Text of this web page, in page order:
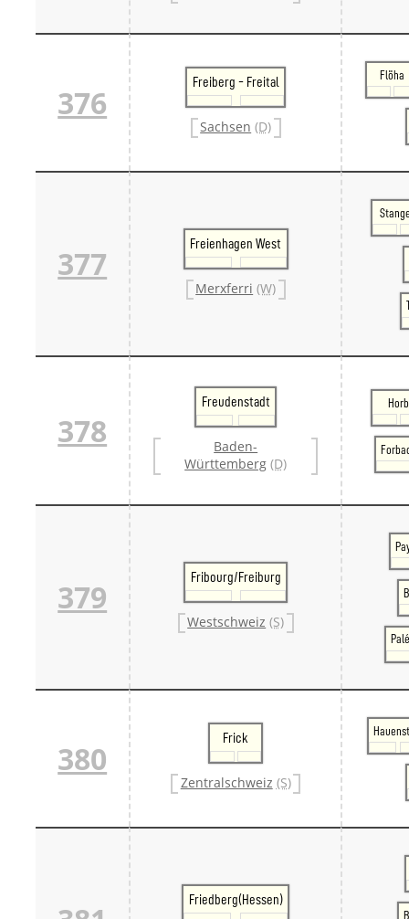
376
Freiberg - Freital
Sachsen (D)
Flöha
377
Freienhagen West
Merxferri (W)
378
Freudenstadt
Baden-
Württemberg (D)
Horb
379
Fribourg/Freiburg
Westschweiz (S)
380
Frick
Zentralschweiz (S)
Friedberg(Hessen)